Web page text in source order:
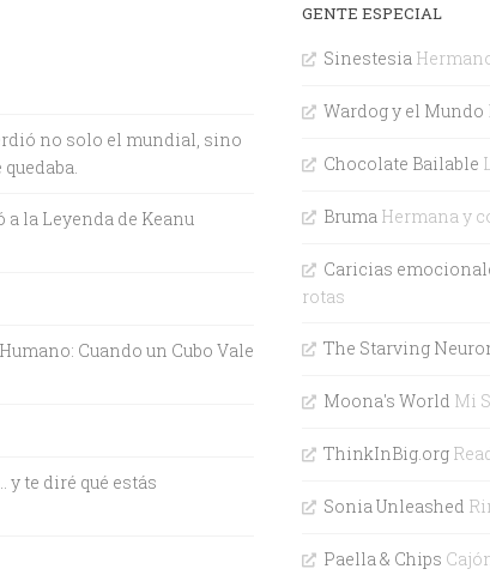
no solo el mundial, sino
la Leyenda de Keanu
Cuando un Cubo Vale
y te diré qué estás
GENTE ESPECIAL
Sinestesia
Wardog y el Mundo
Chocolate Bailable
BrumaHermana y
Caricias
rotas
The Starving
Moona's World Mi
ThinkInBig.org
Sonia Unleashed
Paella & Chips